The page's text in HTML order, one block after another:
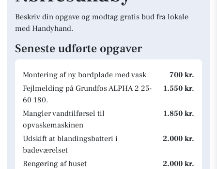
Beskriv din opgave og modtag gratis bud fra lokale
med Handyhand.
Seneste udførte opgaver
Montering af ny bordplade med vask
700 kr.
Fejlmelding på Grundfos ALPHA 2 25-
60 180.
1.550 kr.
Mangler vandtilførsel til
opvaskemaskinen
1.850 kr.
Udskift at blandingsbatteri i
badeværelset
2.000 kr.
Rengøring af huset
2.000 kr.